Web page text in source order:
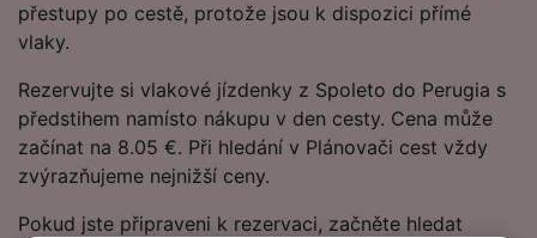
přestupy po cestě, protože jsou k dispozici přímé
vlaky.
Rezervujte si vlakové jízdenky z Spoleto do Perugia s
předstihem namísto nákupu v den cesty. Cena může
začínat na 8.05 €. Při hledání v Plánovači cest vždy
zvýrazňujeme nejnižší ceny.
Pokud jste připraveni k rezervaci, začněte hledat